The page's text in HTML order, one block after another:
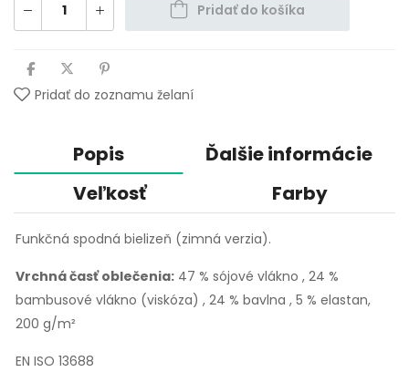
Pridať do košíka
Pridať do zoznamu želaní
Popis
Ďalšie informácie
Veľkosť
Farby
Funkčná spodná bielizeň (zimná verzia).
Vrchná časť oblečenia: 47 % sójové vlákno , 24 %
bambusové vlákno (viskóza) , 24 % bavlna , 5 % elastan,
200 g/m²
EN ISO 13688